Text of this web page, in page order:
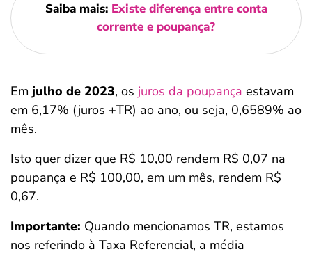
Saiba mais: Existe diferença entre conta
corrente e poupança?
Em julho de 2023, os juros da poupança estavam
em 6,17% (juros +TR) ao ano, ou seja, 0,6589% ao
mês.
Isto quer dizer que R$ 10,00 rendem R$ 0,07 na
poupança e R$ 100,00, em um mês, rendem R$
0,67.
Importante: Quando mencionamos TR, estamos
nos referindo à Taxa Referencial, a média